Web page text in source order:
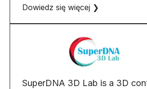
Dowiedz się więcej ❯
SuperDNA 3D Lab is a 3D